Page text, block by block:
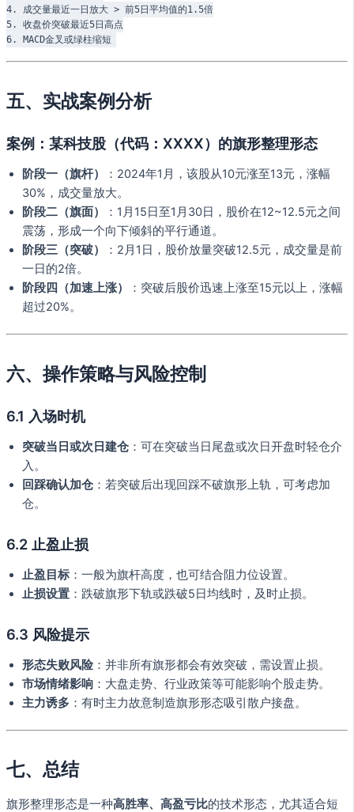
4. 成交量最近一日放大 > 前5日平均值的1.5倍
5. 收盘价突破最近5日高点
五、实战案例分析
案例：某科技股（代码：XXXX）的旗形整理形态
阶段一（旗杆）
：2024年1月，该股从10元涨至13元，涨幅
30%，成交量放大。
阶段二（旗面）
：1月15日至1月30日，股价在12~12.5元之间
震荡，形成一个向下倾斜的平行通道。
阶段三（突破）
：2月1日，股价放量突破12.5元，成交量是前
一日的2倍。
阶段四（加速上涨）
：突破后股价迅速上涨至15元以上，涨幅
超过20%。
六、操作策略与风险控制
6.1 入场时机
突破当日或次日建仓 ：可在突破当日尾盘或次日开盘时轻仓介
入。
回踩确认加仓 ：若突破后出现回踩不破旗形上轨，可考虑加
仓。
6.2 止盈止损
止盈目标 ：一般为旗杆高度，也可结合阻力位设置。
止损设置 ：跌破旗形下轨或跌破5日均线时，及时止损。
6.3 风险提示
形态失败风险 ：并非所有旗形都会有效突破，需设置止损。
市场情绪影响 ：大盘走势、行业政策等可能影响个股走势。
主力诱多 ：有时主力故意制造旗形形态吸引散户接盘。
七、总结
旗形整理形态是一种高胜率、高盈亏比的技术形态，尤其适合短